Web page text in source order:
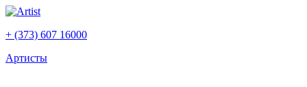
+ (373) 607 16000
Артисты